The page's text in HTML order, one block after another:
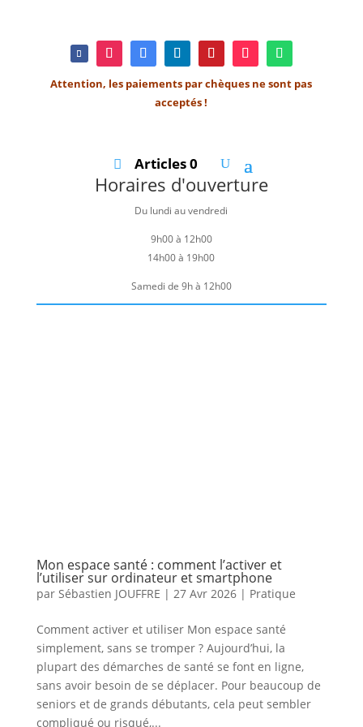
Attention, les paiements par chèques ne sont pas
acceptés !
Articles 0
Horaires d'ouverture
Du lundi au vendredi
9h00 à 12h00
14h00 à 19h00
Samedi de 9h à 12h00
Mon espace santé : comment l’activer et
l’utiliser sur ordinateur et smartphone
par Sébastien JOUFFRE | 27 Avr 2026| Pratique
Comment activer et utiliser Mon espace santé
simplement, sans se tromper ? Aujourd’hui, la
plupart des démarches de santé se font en ligne,
sans avoir besoin de se déplacer. Pour beaucoup de
seniors et de grands débutants, cela peut sembler
compliqué ou risqué,...